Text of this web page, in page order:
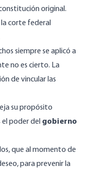
original.
la corte federal
siempre se aplicó a
no es cierto. La
de vincular las
su propósito
poder del gobierno
que al momento de
para prevenir la